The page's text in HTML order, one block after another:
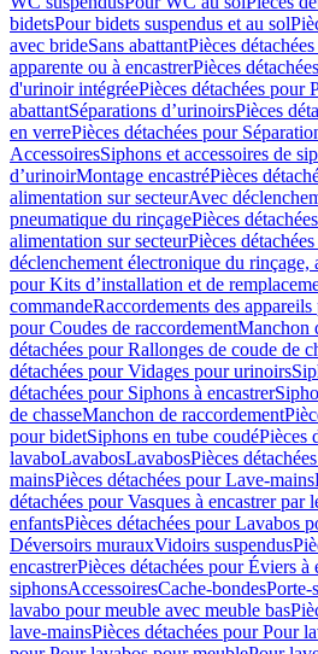
bidetsPour bidets suspendus et au sol
avec brideSans abattantPièces
apparente ou à encastrerPièces
d'urinoir intégréePièces détachées pour
abattantSéparations d’urinoirsPièces
en verrePièces détachées pour
AccessoiresSiphons et accessoires de
dʼurinoirMontage encastréPièces
alimentation sur secteurAvec
pneumatique du rinçagePièces
alimentation sur secteurPièces
déclenchement électronique du rinçage,
pour Kits d’installation et de
commandeRaccordements des
pour Coudes de raccordementManchon
détachées pour Rallonges de coude de
détachées pour Vidages pour urinoirs
détachées pour Siphons à encastrer
de chasseManchon de raccordement
pour bidetSiphons en tube coudéPièces
lavaboLavabosLavabosPièces
mainsPièces détachées pour Lave-mains
détachées pour Vasques à encastrer par
enfantsPièces détachées pour Lavabos
Déversoirs murauxVidoirs suspendus
encastrerPièces détachées pour Éviers à
siphonsAccessoiresCache-bondesPorte-
lavabo pour meuble avec meuble bas
lave-mainsPièces détachées pour Pour